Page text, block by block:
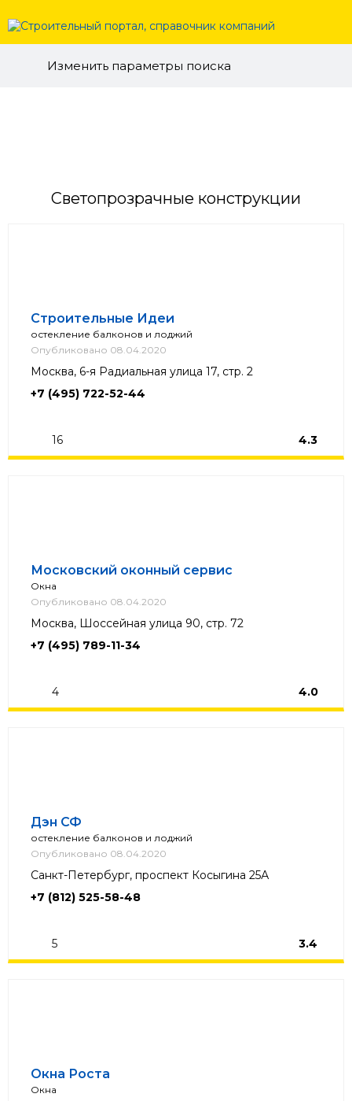
Изменить параметры поиска
Светопрозрачные конструкции
Строительные Идеи
остекление балконов и лоджий
Опубликовано 08.04.2020
Москва, 6-я Радиальная улица 17, стр. 2
+7 (495) 722-52-44
16 4.3
Московский оконный сервис
Окна
Опубликовано 08.04.2020
Москва, Шоссейная улица 90, стр. 72
+7 (495) 789-11-34
4 4.0
Дэн СФ
остекление балконов и лоджий
Опубликовано 08.04.2020
Санкт-Петербург, проспект Косыгина 25А
+7 (812) 525-58-48
5 3.4
Окна Роста
Окна